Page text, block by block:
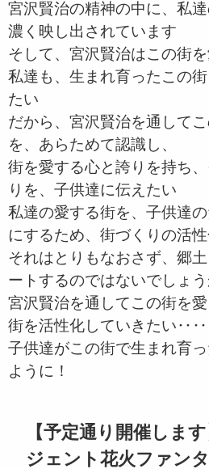
宮沢賢治の精神の中に、私
濃く映し出されています
そして、宮沢賢治はこの街
私達も、生まれ育ったこの
たい
だから、宮沢賢治を通して
を、あらためて認識し、
街を愛する心と誇りを持ち
りを、子供達に伝えたい
私達の愛する街を、子供達
にするため、街づくりの活性
それはとりもなおさず、郷
ートするのではないでしょ
宮沢賢治を通してこの街を
街を活性化していきたい
子供達がこの街で生まれ育
ように！
【予定通り開催しま
ジェント花火ファン